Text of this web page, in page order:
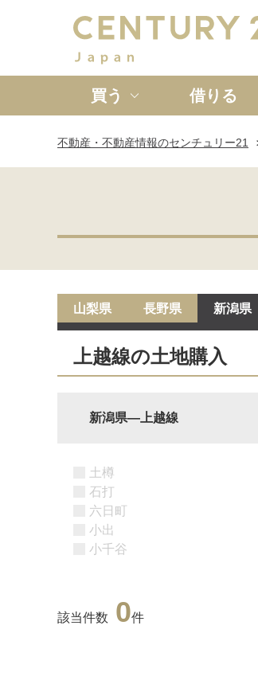
買う
新築一戸建て
借りる
不動産・不動産情報のセンチュリー21
山梨県 長野県 新潟県
上越線の土地購入
新潟県―上越線
土樽
石打
六日町
小出
小千谷
該当件数 0件